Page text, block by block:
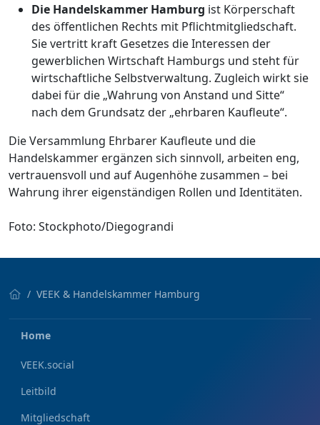
Die Handelskammer Hamburg ist Körperschaft
des öffentlichen Rechts mit Pflichtmitgliedschaft.
Sie vertritt kraft Gesetzes die Interessen der
gewerblichen Wirtschaft Hamburgs und steht für
wirtschaftliche Selbstverwaltung. Zugleich wirkt sie
dabei für die „Wahrung von Anstand und Sitte“
nach dem Grundsatz der „ehrbaren Kaufleute“.
Die Versammlung Ehrbarer Kaufleute und die
Handelskammer ergänzen sich sinnvoll, arbeiten eng,
vertrauensvoll und auf Augenhöhe zusammen – bei
Wahrung ihrer eigenständigen Rollen und Identitäten.
Foto: Stockphoto/Diegograndi
VEEK & Handelskammer Hamburg
Home
VEEK.social
Leitbild
Mitgliedschaft